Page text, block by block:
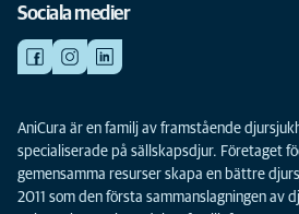
Sociala medier
AniCura är en familj av framstående
specialiserade på sällskapsdjur. Företaget
gemensamma resurser skapa en bättre
2011 som den första sammanslagningen av